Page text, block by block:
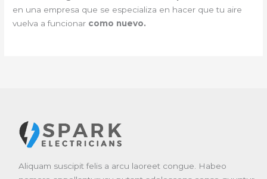
en una empresa que se especializa en hacer que tu aire
vuelva a funcionar como nuevo.
Aliquam suscipit felis a arcu laoreet congue. Habeo